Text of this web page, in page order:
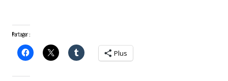
Partager :
Plus